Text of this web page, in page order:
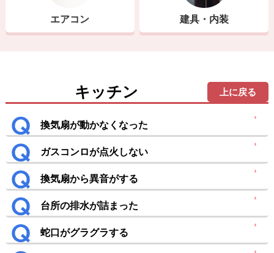
エアコン 建具・内装
キッチン 上に戻る
換気扇が動かなくなった
ガスコンロが点火しない
換気扇から異音がする
台所の排水が詰まった
蛇口がグラグラする